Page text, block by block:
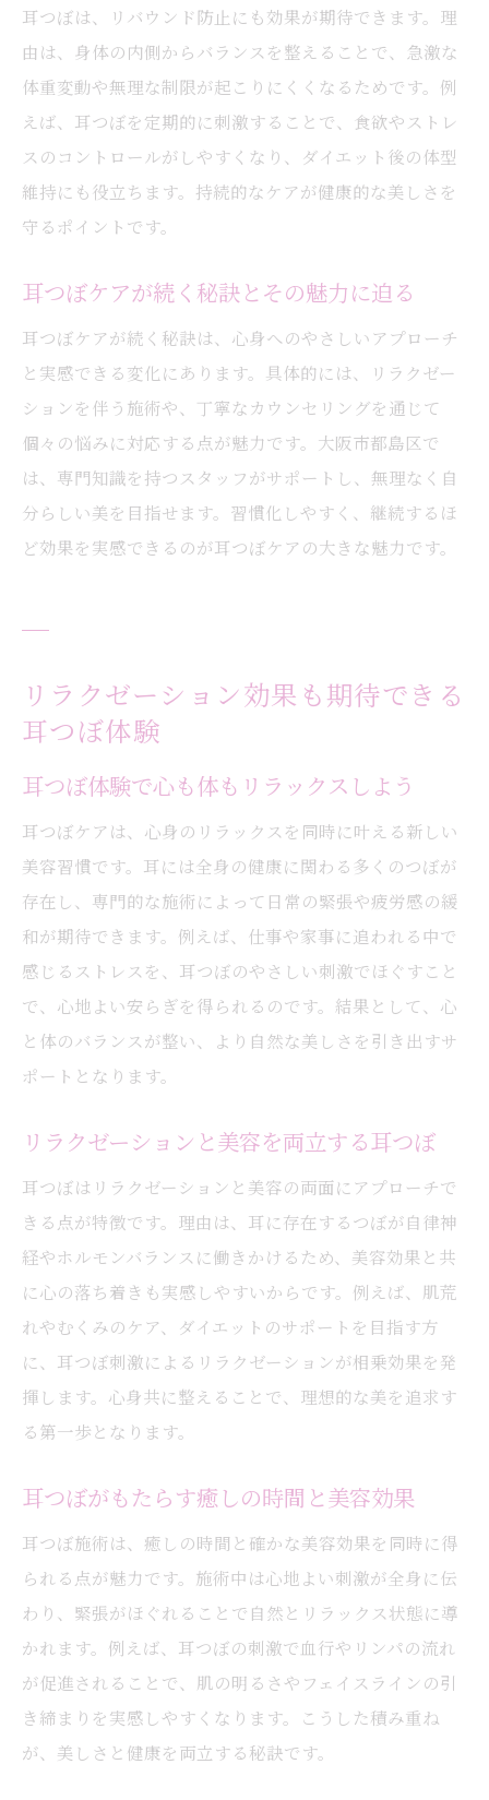
耳つぼは、リバウンド防止にも効果が期待できます。理
由は、身体の内側からバランスを整えることで、急激な
体重変動や無理な制限が起こりにくくなるためです。例
えば、耳つぼを定期的に刺激することで、食欲やストレ
スのコントロールがしやすくなり、ダイエット後の体型
維持にも役立ちます。持続的なケアが健康的な美しさを
守るポイントです。
耳つぼケアが続く秘訣とその魅力に迫る
耳つぼケアが続く秘訣は、心身へのやさしいアプローチ
と実感できる変化にあります。具体的には、リラクゼー
ションを伴う施術や、丁寧なカウンセリングを通じて
個々の悩みに対応する点が魅力です。大阪市都島区で
は、専門知識を持つスタッフがサポートし、無理なく自
分らしい美を目指せます。習慣化しやすく、継続するほ
ど効果を実感できるのが耳つぼケアの大きな魅力です。
リラクゼーション効果も期待できる
耳つぼ体験
耳つぼ体験で心も体もリラックスしよう
耳つぼケアは、心身のリラックスを同時に叶える新しい
美容習慣です。耳には全身の健康に関わる多くのつぼが
存在し、専門的な施術によって日常の緊張や疲労感の緩
和が期待できます。例えば、仕事や家事に追われる中で
感じるストレスを、耳つぼのやさしい刺激でほぐすこと
で、心地よい安らぎを得られるのです。結果として、心
と体のバランスが整い、より自然な美しさを引き出すサ
ポートとなります。
リラクゼーションと美容を両立する耳つぼ
耳つぼはリラクゼーションと美容の両面にアプローチで
きる点が特徴です。理由は、耳に存在するつぼが自律神
経やホルモンバランスに働きかけるため、美容効果と共
に心の落ち着きも実感しやすいからです。例えば、肌荒
れやむくみのケア、ダイエットのサポートを目指す方
に、耳つぼ刺激によるリラクゼーションが相乗効果を発
揮します。心身共に整えることで、理想的な美を追求す
る第一歩となります。
耳つぼがもたらす癒しの時間と美容効果
耳つぼ施術は、癒しの時間と確かな美容効果を同時に得
られる点が魅力です。施術中は心地よい刺激が全身に伝
わり、緊張がほぐれることで自然とリラックス状態に導
かれます。例えば、耳つぼの刺激で血行やリンパの流れ
が促進されることで、肌の明るさやフェイスラインの引
き締まりを実感しやすくなります。こうした積み重ね
が、美しさと健康を両立する秘訣です。